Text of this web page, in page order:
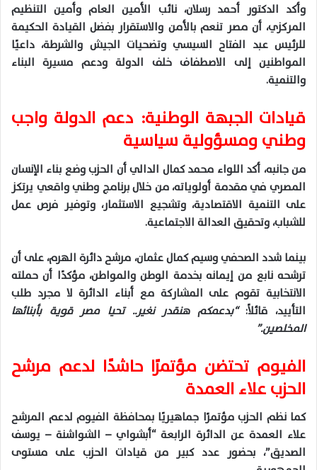
وأكد الدكتور أحمد رسلان، نائب الأمين العام وأمين التنظيم
المركزي، أن مصر تنعم بالأمن والاستقرار بفضل القيادة الحكيمة
للرئيس عبد الفتاح السيسي وتضحيات الجيش والشرطة، داعيًا
المواطنين إلى الاصطفاف خلف الدولة ودعم مسيرة البناء
والتنمية.
قيادات الجبهة الوطنية: دعم الدولة واجب
وطني ومسؤولية سياسية
من جانبه، أكد اللواء محمد كمال الدالي أن الحزب وضع بناء الإنسان
المصري في مقدمة أولوياته، من خلال برنامج وطني واقعي يرتكز
على التنمية الاقتصادية، وتشجيع الاستثمار، وتوفير فرص عمل
للشباب، وتحقيق العدالة الاجتماعية.
بينما شدد الصحفي وسيم كمال عثمان، مرشح دائرة الهرم، على أن
ترشحه نابع من إيمانه بخدمة الوطن والمواطن، مؤكدًا أن حملته
الانتخابية تقوم على المشاركة مع أبناء الدائرة لا مجرد طلب
التأييد، قائلاً:“بدعمكم هنقدر نغير.. تحيا مصر قوية بأبنائها
المخلصين.”
الفيوم تحتضن مؤتمرًا حاشدًا لدعم مرشح
الحزب علاء العمدة
كما نظم الحزب مؤتمرًا جماهيريًا بمحافظة الفيوم لدعم المرشح
علاء العمدة عن الدائرة الرابعة “أبشواي – الشواشنة – يوسف
الصديق”، بحضور عدد كبير من قيادات الحزب على مستوى